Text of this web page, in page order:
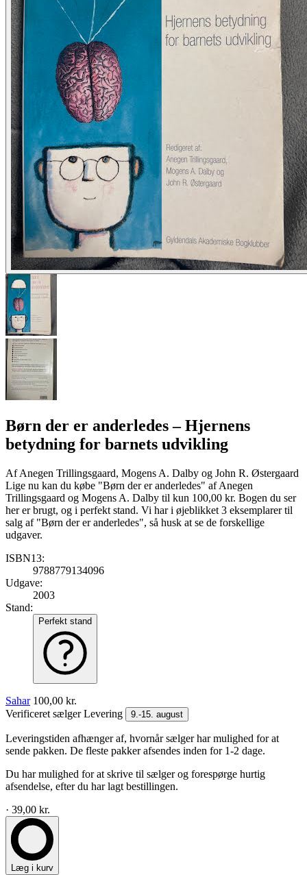
Børn der er anderledes– Hjernens
betydning for barnets udvikling
AfAnegen Trillingsgaard, Mogens A. Dalby og John R. Østergaard
Lige nu kan du købe "Børn der er anderledes" af Anegen
Trillingsgaard og Mogens A. Dalby til kun 100,00 kr. Bogen du ser
her er brugt, og i perfekt stand. Vi har i øjeblikket 3 eksemplarer til
salg af "Børn der er anderledes", så husk at se de forskellige
udgaver.
ISBN13:
9788779134096
Udgave:
2003
Stand:
Perfekt stand
Sahar 100,00 kr.
Verificeret sælgerLevering 9.-15. august
Leveringstiden afhænger af, hvornår sælger har mulighed for at
sende pakken. De fleste pakker afsendes inden for 1-2 dage.
Du har mulighed for at skrive til sælger og forespørge hurtig
afsendelse, efter du har lagt bestillingen.
· 39,00 kr.
Læg i kurv